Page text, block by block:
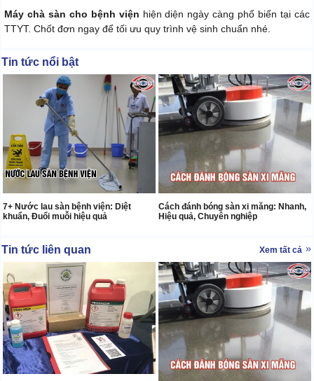
Máy chà sàn cho bệnh viện hiện diện ngày càng phổ biến tại các
TTYT. Chốt đơn ngay để tối ưu quy trình vệ sinh chuẩn nhé.
Tin tức nổi bật
7+ Nước lau sàn bệnh viện: Diệt
khuẩn, Đuổi muỗi hiệu quả
Cách đánh bóng sàn xi măng: Nhanh,
Hiệu quả, Chuyên nghiệp
Tin tức liên quan Xem tất cả